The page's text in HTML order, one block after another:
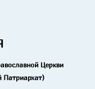
Церкви
Патриархат)